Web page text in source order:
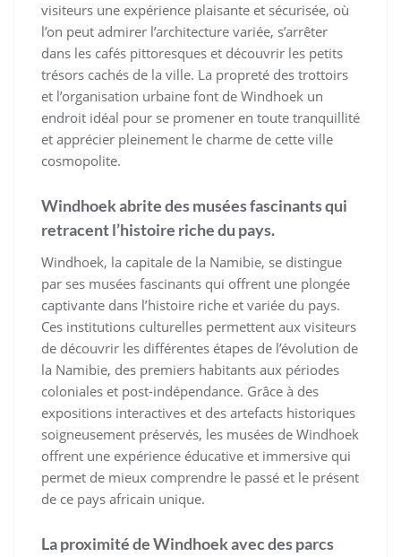
visiteurs une expérience plaisante et sécurisée, où
l’on peut admirer l’architecture variée, s’arrêter
dans les cafés pittoresques et découvrir les petits
trésors cachés de la ville. La propreté des trottoirs
et l’organisation urbaine font de Windhoek un
endroit idéal pour se promener en toute tranquillité
et apprécier pleinement le charme de cette ville
cosmopolite.
Windhoek abrite des musées fascinants qui
retracent l’histoire riche du pays.
Windhoek, la capitale de la Namibie, se distingue
par ses musées fascinants qui offrent une plongée
captivante dans l’histoire riche et variée du pays.
Ces institutions culturelles permettent aux visiteurs
de découvrir les différentes étapes de l’évolution de
la Namibie, des premiers habitants aux périodes
coloniales et post-indépendance. Grâce à des
expositions interactives et des artefacts historiques
soigneusement préservés, les musées de Windhoek
offrent une expérience éducative et immersive qui
permet de mieux comprendre le passé et le présent
de ce pays africain unique.
La proximité de Windhoek avec des parcs